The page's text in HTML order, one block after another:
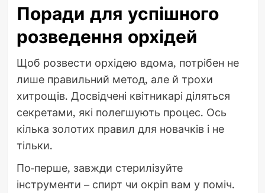
Поради для успішного
розведення орхідей
Щоб розвести орхідею вдома, потрібен не
лише правильний метод, але й трохи
хитрощів. Досвідчені квітникарі діляться
секретами, які полегшують процес. Ось
кілька золотих правил для новачків і не
тільки.
По-перше, завжди стерилізуйте
інструменти – спирт чи окріп вам у поміч.